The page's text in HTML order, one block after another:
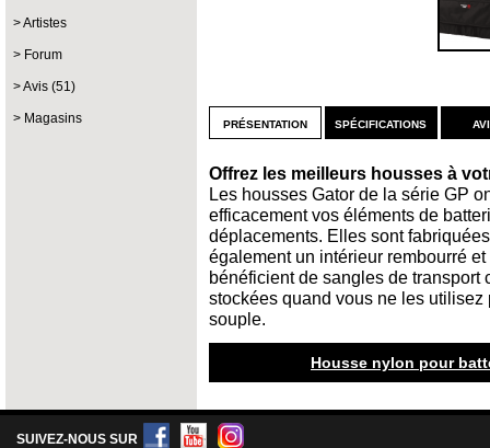
Artistes
Forum
Avis (51)
Magasins présentation
Offrez les meilleurs housses à
Les housses Gator de la série GP
efficacement vos éléments de
déplacements. Elles sont
également un intérieur rembourré
bénéficient de sangles de transport
stockées quand vous ne les
souple.
spécifications
Housse nylon pour
SUIVEZ-NOUS SUR